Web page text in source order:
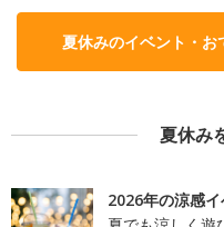
夏休みのイベント・お
夏休み
2026年の涼感